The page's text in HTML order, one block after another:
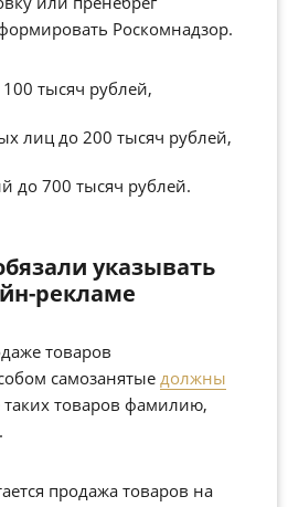
Роскомнадзор.
тысяч рублей,
лиц до 200 тысяч рублей,
до 700 тысяч рублей.
указывать
рекламе
товаров
самозанятые должны
таких товаров фамилию,
продажа товаров на